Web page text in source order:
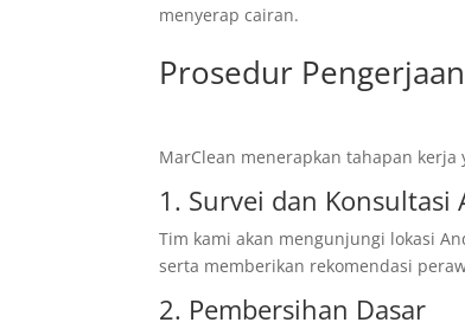
menyerap cairan.
Prosedur
MarClean menerapkan tahapan
1. Survei dan Konsultasi
Tim kami akan mengunjungi lokasi
serta memberikan rekomendasi
2. Pembersihan Dasar